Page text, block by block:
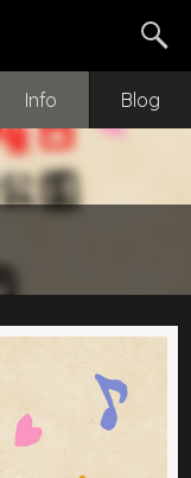
Info Blog